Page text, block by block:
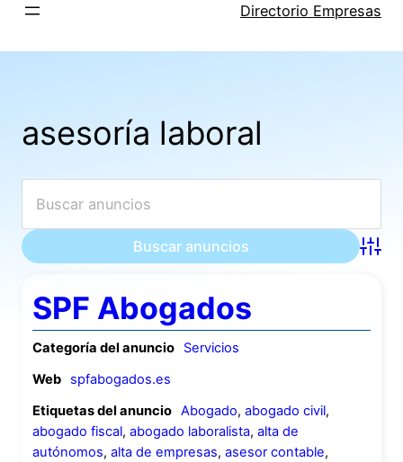
Saltar
Directorio Empresas
asesoría laboral
SPF Abogados
Categoría del anuncio
Servicios
Web
spfabogados.es
Etiquetas del anuncio Abogado, abogado civil,
abogado fiscal, abogado laboralista, alta de
autónomos, alta de empresas, asesor contable,